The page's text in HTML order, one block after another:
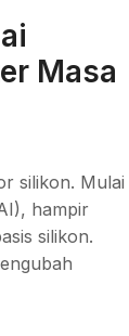
Masa
silikon. Mulai
hampir
silikon.